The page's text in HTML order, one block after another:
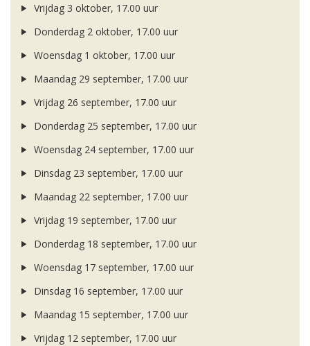
Vrijdag 3 oktober, 17.00 uur
Donderdag 2 oktober, 17.00 uur
Woensdag 1 oktober, 17.00 uur
Maandag 29 september, 17.00 uur
Vrijdag 26 september, 17.00 uur
Donderdag 25 september, 17.00 uur
Woensdag 24 september, 17.00 uur
Dinsdag 23 september, 17.00 uur
Maandag 22 september, 17.00 uur
Vrijdag 19 september, 17.00 uur
Donderdag 18 september, 17.00 uur
Woensdag 17 september, 17.00 uur
Dinsdag 16 september, 17.00 uur
Maandag 15 september, 17.00 uur
Vrijdag 12 september, 17.00 uur